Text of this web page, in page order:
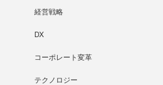
経営戦略
DX
コーポレート変革
テクノロジー